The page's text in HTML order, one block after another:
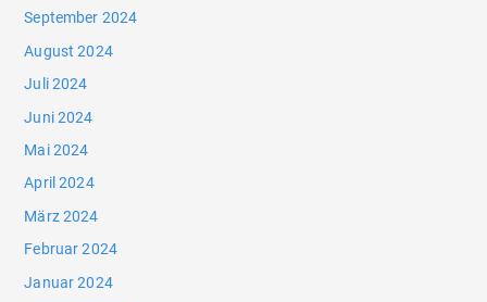
September 2024
August 2024
Juli 2024
Juni 2024
Mai 2024
April 2024
März 2024
Februar 2024
Januar 2024